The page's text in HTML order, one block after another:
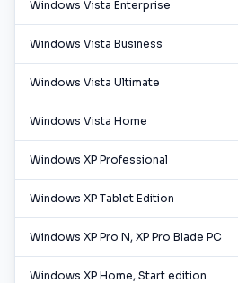
Windows Vista Enterprise
Windows Vista Business
Windows Vista Ultimate
Windows Vista Home
Windows XP Professional
Windows XP Tablet Edition
Windows XP Pro N, XP Pro Blade PC
Windows XP Home, Start edition